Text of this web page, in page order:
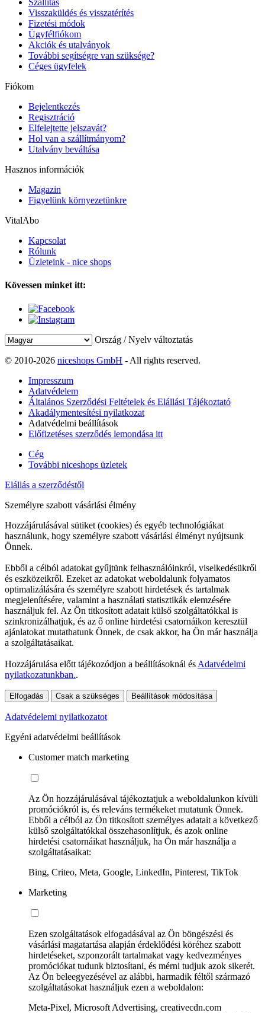
Szállítás
Visszaküldés és visszatérítés
Fizetési módok
Ügyfélfiókom
Akciók és utalványok
További segítségre van szüksége?
Céges ügyfelek
Fiókom
Bejelentkezés
Regisztráció
Elfelejtette jelszavát?
Hol van a szállítmányom?
Utalvány beváltása
Hasznos információk
Magazin
Figyelünk környezetünkre
VitalAbo
Kapcsolat
Rólunk
Üzleteink - nice shops
Kövessen minket itt:
Ország / Nyelv változtatás
© 2010-2026 niceshops GmbH - All rights reserved.
Impresszum
Adatvédelem
Általános Szerződési Feltételek és Elállási Tájékoztató
Akadálymentesítési nyilatkozat
Adatvédelmi beállítások
Előfizetéses szerződés lemondása itt
Cég
További niceshops üzletek
Elállás a szerződéstől
Személyre szabott vásárlási élmény
Hozzájárulásával sütiket (cookies) és egyéb technológiákat
használunk, hogy személyre szabott vásárlási élményt nyújtsunk
Önnek.
Ebből a célból adatokat gyűjtünk felhasználóinkról, viselkedésükről
és eszközeikről. Ezeket az adatokat weboldalunk folyamatos
optimalizálására és személyre szabott hirdetések és tartalmak
megjelenítésére, valamint a használati statisztikák elemzésére
használjuk fel. Az Ön titkosított adatait külső szolgáltatókkal is
szinkronizálhatjuk, és az ő online hirdetési csatornáikon keresztül
ajánlatokat mutathatunk Önnek, de csak akkor, ha Ön már használja
a szolgáltatásaikat.
Hozzájárulása előtt tájékozódjon a beállításoknál és Adatvédelmi
nyilatkozatunkban..
Elfogadás Csak a szükséges Beállítások módosítása
Adatvédelemi nyilatkozatot
Egyéni adatvédelmi beállítások
Customer match marketing
Az Ön hozzájárulásával tájékoztatjuk a weboldalunkon kívüli
promóciókról is, és releváns termékeket mutatunk Önnek.
Ebből a célból az Ön titkosított személyes adatait a következő
külső szolgáltatókkal összehasonlítjuk, és azok online
hirdetési csatornáikat használjuk, ha Ön már használja a
szolgáltatásaikat:
Bing, Criteo, Meta, Google, LinkedIn, Pinterest, TikTok
Marketing
Ezen szolgáltatások elfogadásával az Ön böngészési és
vásárlási magatartása alapján érdeklődési köréhez szabott
hirdetéseket, szponzorált tartalmakat vagy kedvezményes
promóciókat tudunk biztosítani, és mérni tudjuk azok sikerét.
Az Ön beleegyezésével az alábbi, harmadik féltől származó
szolgáltatásokat használjuk ezen a weboldalon:
Meta-Pixel, Microsoft Advertising, creativecdn.com